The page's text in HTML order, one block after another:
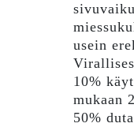
usein
10%
mukaan
50%